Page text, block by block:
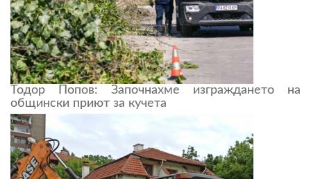
Тодор Попов: Започнахме изграждането на
общински приют за кучета